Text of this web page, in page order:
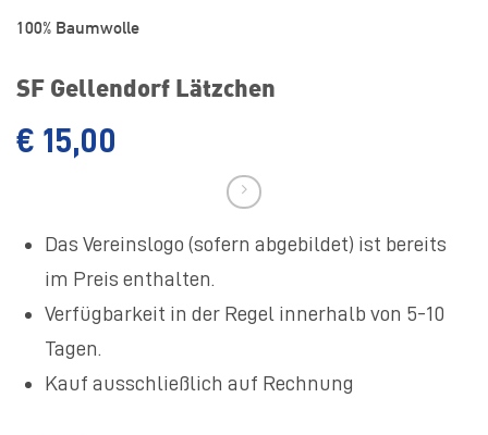
100% Baumwolle
SF Gellendorf Lätzchen
€ 15,00
Das Vereinslogo (sofern abgebildet) ist bereits
im Preis enthalten.
Verfügbarkeit in der Regel innerhalb von 5-10
Tagen.
Kauf ausschließlich auf Rechnung